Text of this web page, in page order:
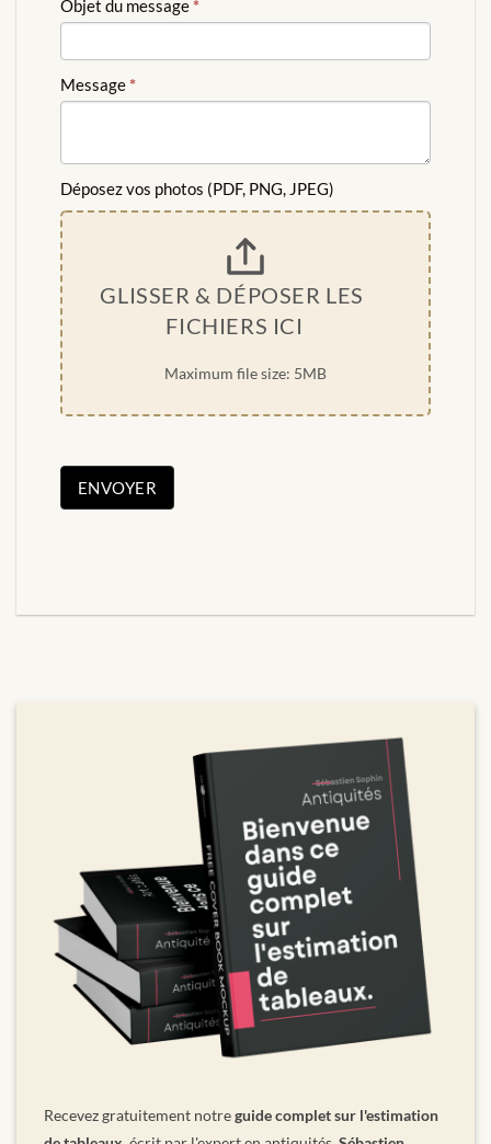
Objet du message*
Message*
Déposez vos photos (PDF, PNG, JPEG)
GLISSER & DÉPOSER LES
FICHIERS ICI
Maximum file size: 5MB
ENVOYER
Recevez gratuitement notreguide complet sur l'estimation